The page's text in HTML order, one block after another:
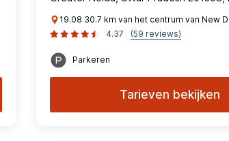
19.08 30.7 km van het centrum van New
4.37
(59 reviews)
Parkeren
Tarieven bekijken